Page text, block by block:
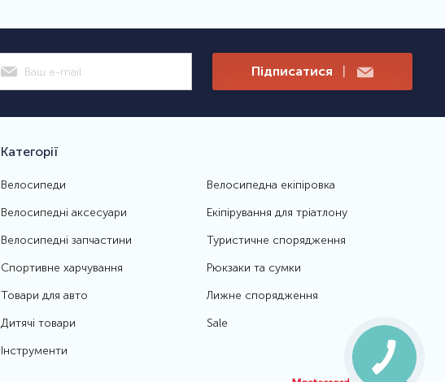
Підписатися |
Категорії
Велосипеди
Велосипедні аксесуари
Велосипедні запчастини
Спортивне харчування
Товари для авто
Дитячі товари
Інструменти
Велосипедна екіпіровка
Екіпірування для тріатлону
Туристичне спорядження
Рюкзаки та сумки
Лижне спорядження
Sale